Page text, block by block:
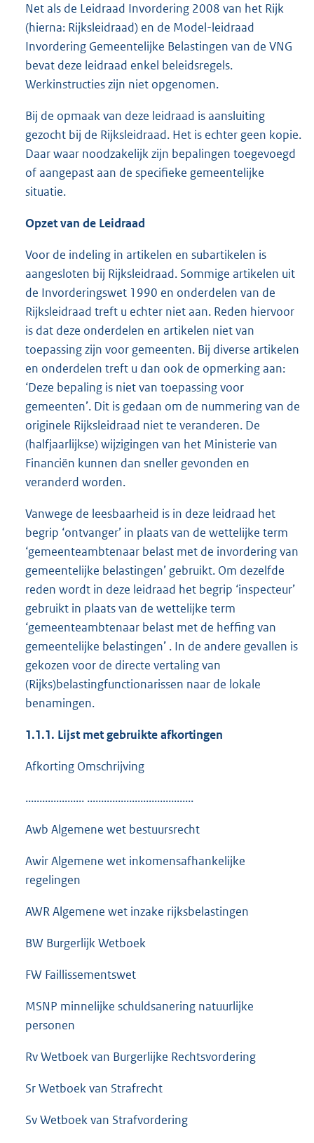
Net als de Leidraad Invordering 2008 van het Rijk
(hierna: Rijksleidraad) en de Model-leidraad
Invordering Gemeentelijke Belastingen van de VNG
bevat deze leidraad enkel beleidsregels.
Werkinstructies zijn niet opgenomen.
Bij de opmaak van deze leidraad is aansluiting
gezocht bij de Rijksleidraad. Het is echter geen kopie.
Daar waar noodzakelijk zijn bepalingen toegevoegd
of aangepast aan de specifieke gemeentelijke
situatie.
Opzet van de Leidraad
Voor de indeling in artikelen en subartikelen is
aangesloten bij Rijksleidraad. Sommige artikelen uit
de Invorderingswet 1990 en onderdelen van de
Rijksleidraad treft u echter niet aan. Reden hiervoor
is dat deze onderdelen en artikelen niet van
toepassing zijn voor gemeenten. Bij diverse artikelen
en onderdelen treft u dan ook de opmerking aan:
‘Deze bepaling is niet van toepassing voor
gemeenten’. Dit is gedaan om de nummering van de
originele Rijksleidraad niet te veranderen. De
(halfjaarlijkse) wijzigingen van het Ministerie van
Financiën kunnen dan sneller gevonden en
veranderd worden.
Vanwege de leesbaarheid is in deze leidraad het
begrip ‘ontvanger’ in plaats van de wettelijke term
‘gemeenteambtenaar belast met de invordering van
gemeentelijke belastingen’ gebruikt. Om dezelfde
reden wordt in deze leidraad het begrip ‘inspecteur’
gebruikt in plaats van de wettelijke term
‘gemeenteambtenaar belast met de heffing van
gemeentelijke belastingen’ . In de andere gevallen is
gekozen voor de directe vertaling van
(Rijks)belastingfunctionarissen naar de lokale
benamingen.
1.1.1. Lijst met gebruikte afkortingen
Afkorting Omschrijving
..................... ......................................
Awb Algemene wet bestuursrecht
Awir Algemene wet inkomensafhankelijke
regelingen
AWR Algemene wet inzake rijksbelastingen
BW Burgerlijk Wetboek
FW Faillissementswet
MSNP minnelijke schuldsanering natuurlijke
personen
Rv Wetboek van Burgerlijke Rechtsvordering
Sr Wetboek van Strafrecht
Sv Wetboek van Strafvordering